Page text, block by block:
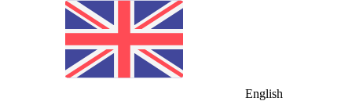
English